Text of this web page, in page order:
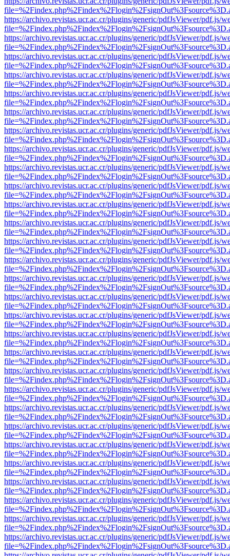
https://archivo.revistas.ucr.ac.cr/plugins/generic/pdfJsViewer/pdf.js/
https://archivo.revistas.ucr.ac.cr/plugins/generic/pdfJsViewer/pdf.js/
https://archivo.revistas.ucr.ac.cr/plugins/generic/pdfJsViewer/pdf.js/
https://archivo.revistas.ucr.ac.cr/plugins/generic/pdfJsViewer/pdf.js/
https://archivo.revistas.ucr.ac.cr/plugins/generic/pdfJsViewer/pdf.js/
https://archivo.revistas.ucr.ac.cr/plugins/generic/pdfJsViewer/pdf.js/
https://archivo.revistas.ucr.ac.cr/plugins/generic/pdfJsViewer/pdf.js/
https://archivo.revistas.ucr.ac.cr/plugins/generic/pdfJsViewer/pdf.js/
https://archivo.revistas.ucr.ac.cr/plugins/generic/pdfJsViewer/pdf.js/
https://archivo.revistas.ucr.ac.cr/plugins/generic/pdfJsViewer/pdf.js/
https://archivo.revistas.ucr.ac.cr/plugins/generic/pdfJsViewer/pdf.js/
https://archivo.revistas.ucr.ac.cr/plugins/generic/pdfJsViewer/pdf.js/
https://archivo.revistas.ucr.ac.cr/plugins/generic/pdfJsViewer/pdf.js/
https://archivo.revistas.ucr.ac.cr/plugins/generic/pdfJsViewer/pdf.js/
https://archivo.revistas.ucr.ac.cr/plugins/generic/pdfJsViewer/pdf.js/
https://archivo.revistas.ucr.ac.cr/plugins/generic/pdfJsViewer/pdf.js/
https://archivo.revistas.ucr.ac.cr/plugins/generic/pdfJsViewer/pdf.js/
https://archivo.revistas.ucr.ac.cr/plugins/generic/pdfJsViewer/pdf.js/
https://archivo.revistas.ucr.ac.cr/plugins/generic/pdfJsViewer/pdf.js/
https://archivo.revistas.ucr.ac.cr/plugins/generic/pdfJsViewer/pdf.js/
https://archivo.revistas.ucr.ac.cr/plugins/generic/pdfJsViewer/pdf.js/
https://archivo.revistas.ucr.ac.cr/plugins/generic/pdfJsViewer/pdf.js/
https://archivo.revistas.ucr.ac.cr/plugins/generic/pdfJsViewer/pdf.js/
https://archivo.revistas.ucr.ac.cr/plugins/generic/pdfJsViewer/pdf.js/
https://archivo.revistas.ucr.ac.cr/plugins/generic/pdfJsViewer/pdf.js/
https://archivo.revistas.ucr.ac.cr/plugins/generic/pdfJsViewer/pdf.js/
https://archivo.revistas.ucr.ac.cr/plugins/generic/pdfJsViewer/pdf.js/
https://archivo.revistas.ucr.ac.cr/plugins/generic/pdfJsViewer/pdf.js/
https://archivo.revistas.ucr.ac.cr/plugins/generic/pdfJsViewer/pdf.js/